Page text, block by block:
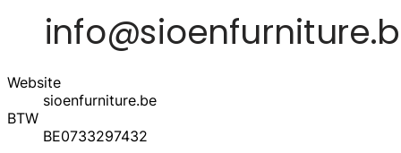
Website
sioenfurniture.be
BTW
BE0733297432